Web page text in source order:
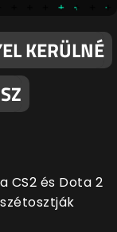
KERÜLNÉ
CS2 és Dota 2